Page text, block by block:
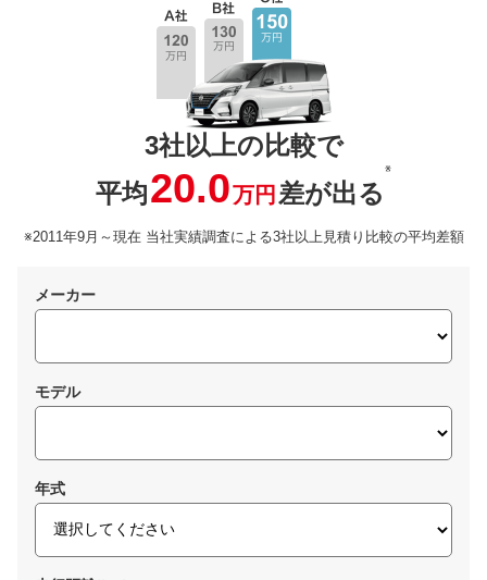
3社以上の比較で
平均20.0万円 差が出る
※
※2011年9月～現在 当社実績調査による3社以上見積り比較の平均差額
メーカー
モデル
年式